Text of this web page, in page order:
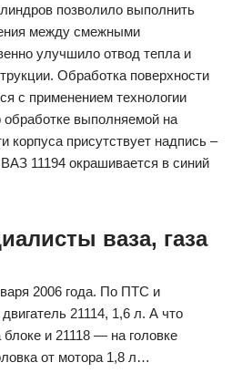
позволило выполнить
между смежными
улучшило отвод тепла и
Обработка поверхности
с применением технологии
обработке выполняемой на
корпуса присутствует надпись –
11194 окрашивается в синий
ваза, газа
2006 года. По ПТС и
21114, 1,6 л. А что
и 21118 — на головке
от мотора 1,8 л…